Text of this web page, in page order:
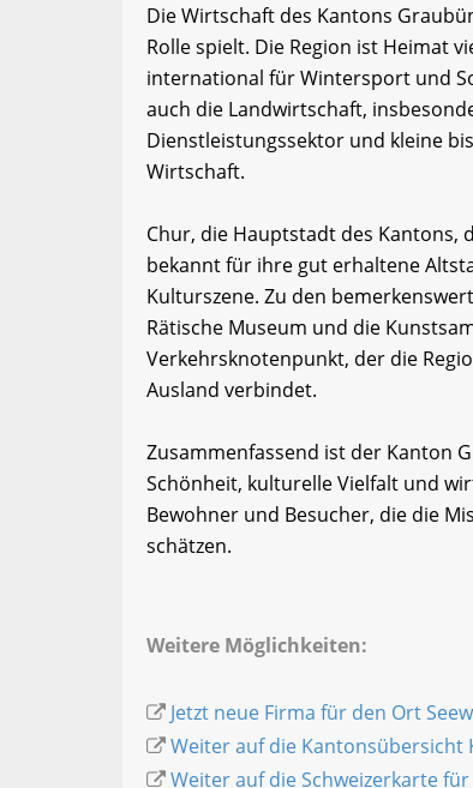
Die Wirtschaft des Kantons
Rolle spielt. Die Region ist Heimat
international für Wintersport und
auch die Landwirtschaft,
Dienstleistungssektor und kleine
Wirtschaft.
Chur, die Hauptstadt des
bekannt für ihre gut erhaltene
Kulturszene. Zu den
Rätische Museum und die
Verkehrsknotenpunkt, der die
Ausland verbindet.
Zusammenfassend ist der Kanton
Schönheit, kulturelle Vielfalt und
Bewohner und Besucher, die die
schätzen.
Weitere Möglichkeiten:
Jetzt neue Firma für den Ort
Weiter auf die Kantonsübersicht
Weiter auf die Schweizerkarte